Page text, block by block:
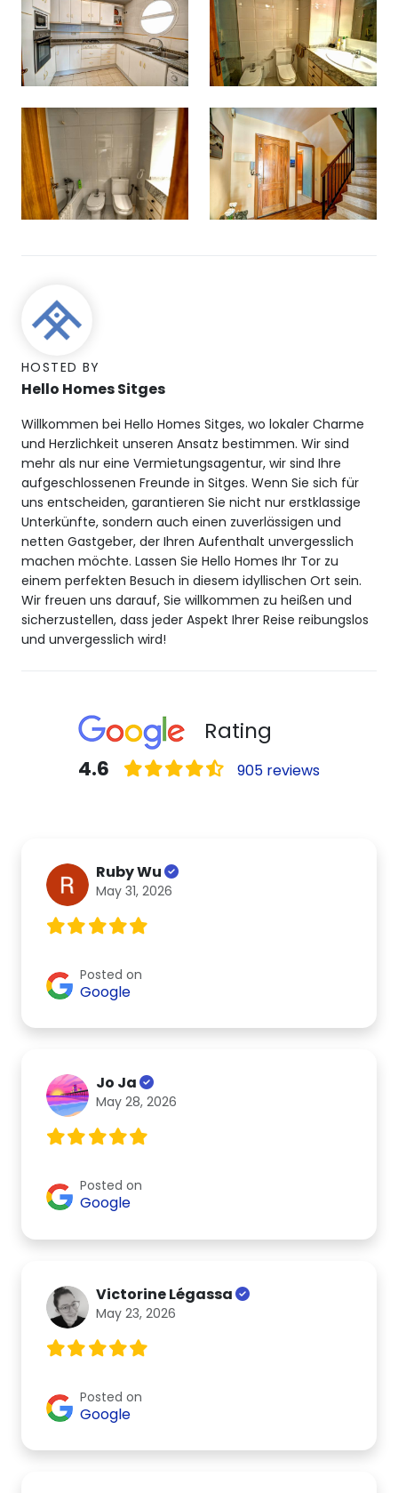
HOSTED BY
Hello Homes Sitges
Willkommen bei Hello Homes Sitges, wo lokaler Charme
und Herzlichkeit unseren Ansatz bestimmen. Wir sind
mehr als nur eine Vermietungsagentur, wir sind Ihre
aufgeschlossenen Freunde in Sitges. Wenn Sie sich für
uns entscheiden, garantieren Sie nicht nur erstklassige
Unterkünfte, sondern auch einen zuverlässigen und
netten Gastgeber, der Ihren Aufenthalt unvergesslich
machen möchte. Lassen Sie Hello Homes Ihr Tor zu
einem perfekten Besuch in diesem idyllischen Ort sein.
Wir freuen uns darauf, Sie willkommen zu heißen und
sicherzustellen, dass jeder Aspekt Ihrer Reise reibungslos
und unvergesslich wird!
Rating
4.6 905 reviews
Ruby Wu
May 31, 2026
Posted on
Google
Jo Ja
May 28, 2026
Posted on
Google
Victorine Légassa
May 23, 2026
Posted on
Google